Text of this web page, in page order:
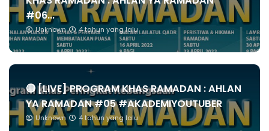
#06...
Unknown 4 tahun yang lalu
🔴 [LIVE] PROGRAM KHAS RAMADAN : AHLAN
YA RAMADAN #05 #AKADEMIYOUTUBER
Unknown 4 tahun yang lalu